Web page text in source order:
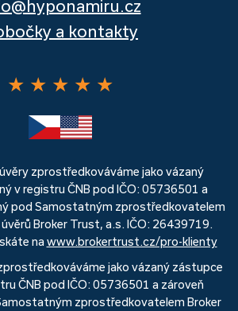
a kontakty
★ ★ ★ ★ ★
zprostředkováváme jako vázaný
v registru ČNB pod IČO: 05736501 a
pod Samostatným zprostředkovatelem
Broker Trust, a.s. IČO: 26439719.
na www.brokertrust.cz/pro-klienty
jako vázaný zástupce
ČNB pod IČO: 05736501 a zároveň
zprostředkovatelem Broker